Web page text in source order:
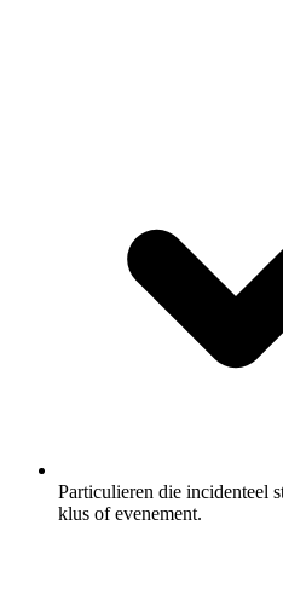
Particulieren die incidenteel
klus of evenement.